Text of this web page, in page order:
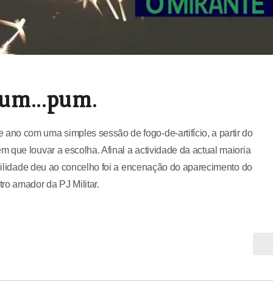
com uma simples sessão de fogo-de-artifício, a partir do
que louvar a escolha. Afinal a actividade da actual maioria
deu ao concelho foi a encenação do aparecimento do
amador da PJ Militar.